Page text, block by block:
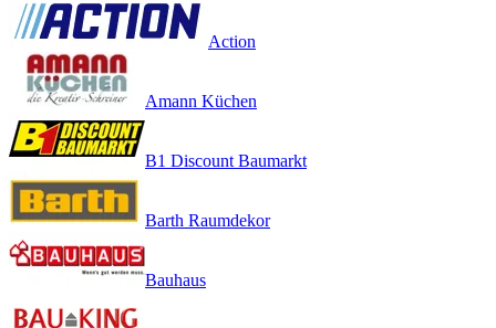
Action
Amann Küchen
B1 Discount Baumarkt
Barth Raumdekor
Bauhaus